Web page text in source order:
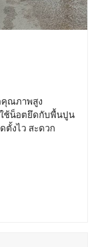
คุณภาพสูง
ช้น็อตยึดกับพื้นปูน
ตั้งไว สะดวก